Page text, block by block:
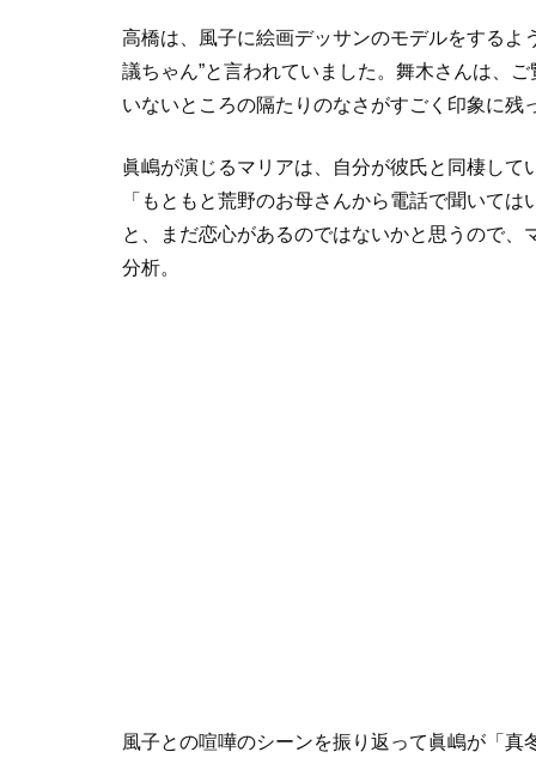
高橋は、風子に絵画デッサンのモデルをするよ
議ちゃん”と言われていました。舞木さんは、
いないところの隔たりのなさがすごく印象に残
眞嶋が演じるマリアは、自分が彼氏と同棲し
「もともと荒野のお母さんから電話で聞いて
と、まだ恋心があるのではないかと思うので
分析。
風子との喧嘩のシーンを振り返って眞嶋が「